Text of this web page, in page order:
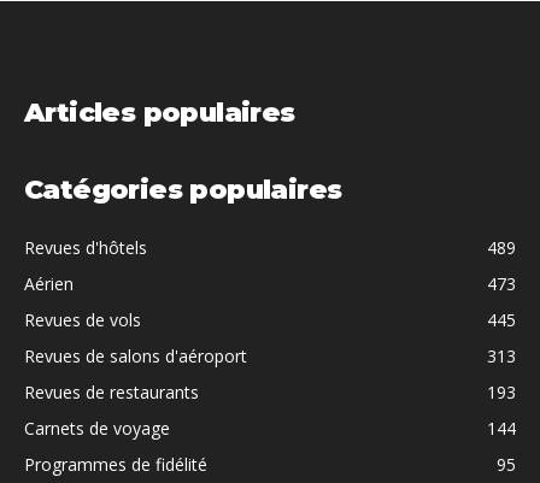
Articles populaires
Catégories populaires
Revues d'hôtels
489
Aérien
473
Revues de vols
445
Revues de salons d'aéroport
313
Revues de restaurants
193
Carnets de voyage
144
Programmes de fidélité
95